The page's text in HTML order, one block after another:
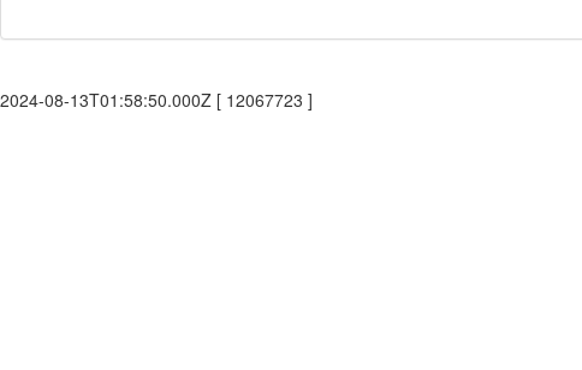
2024-08-13T01:58:50.000Z [ 12067723 ]